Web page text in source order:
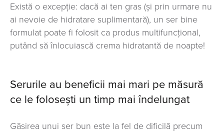
Există o excepție: dacă ai ten gras (și prin urmare nu
ai nevoie de hidratare suplimentară), un ser bine
formulat poate fi folosit ca produs multifuncțional,
putând să înlocuiască crema hidratantă de noapte!
Serurile au beneficii mai mari pe măsură
ce le folosești un timp mai îndelungat
Găsirea unui ser bun este la fel de dificilă precum